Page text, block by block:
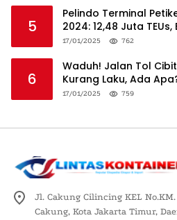
5
Pelindo Terminal
2024: 12,48 Juta
Logistik Nasional
17/01/2025 762
6
Waduh! Jalan Tol
Kurang Laku, Ada
17/01/2025 759
Jl. Cakung Cilincing KEL No.KM.
Cakung, Kota Jakarta Timur,